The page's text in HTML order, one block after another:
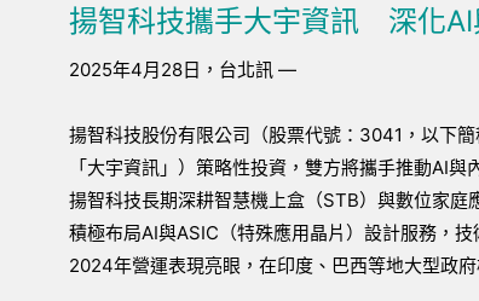
揚智科技攜手大宇資訊 深化
2025年4月28日，台北訊 —
揚智科技股份有限公司（股票代號：3041，以下
「大宇資訊」）策略性投資，雙方將攜手推動AI
揚智科技長期深耕智慧機上盒（STB）與數位家
積極布局AI與ASIC（特殊應用晶片）設計服務，
2024年營運表現亮眼，在印度、巴西等地大型政